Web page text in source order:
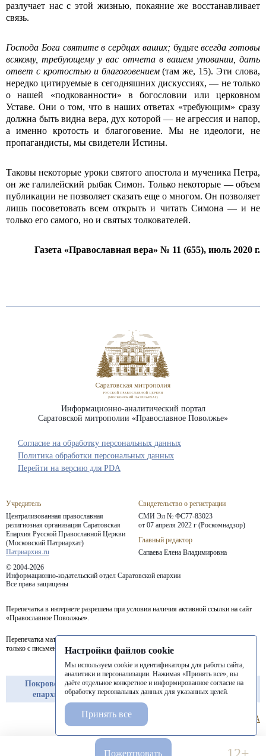
разлучает нас с этой жизнью, покаяние же восстанавливает
связь.
Господа Бога святите в сердцах ваших;будьтевсегда готовы
всякому, требующему у вас отчета в вашем уповании, дать
ответ с кротостью и благоговением(там же, 15). Эти слова,
нередко цитируемые в сегодняшних дискуссиях, — не только
о нашей «подкованности» в богословии или церковном
Уставе. Они о том, что в наших ответах «требующим» сразу
должна быть видна вера, дух которой — не агрессия и напор,
а именно кротость и благоговение. Мы не идеологи, не
пропагандисты, мы свидетели Истины.
Таковы некоторые уроки святого апостола и мученика Петра,
он же галилейский рыбак Симон. Только некоторые — объем
публикации не позволяет сказать еще о многом. Он позволяет
лишь посоветовать всем открыть и читать Симона — и не
только его самого, но и святых толкователей.
Газета «Православная вера» № 11 (655), июль 2020 г.
Информационно-аналитический портал
Саратовской митрополии «Православное Поволжье»
Учредитель
Централизованная православная
религиозная организация Саратовская
Епархия Русской Православной Церкви
(Московский Патриархат)
Патриархия.ru
Свидетельство о регистрации
СМИ Эл № ФС77-83023
от 07 апреля 2022 г (Роскомнадзор)
Главный редактор
Сапаева Елена Владимировна
© 2004-2026
Информационно-издательский отдел Саратовской епархии
Все права защищены
Согласие на обработку персональных данных
Политика обработки персональных данных
Перепечатка в интернете разрешена при условии наличия активной ссылки на сайт
«Православное Поволжье».
Перепечатка материалов портала в печатных изданиях (книгах, прессе) возможна
только с письменного разрешения редакции.
Покровская
епархия
Балашовская
епархия
Балаковская
епархия
Перейти на версию для PDA
Пожертвовать
Настройки файлов cookie
Мы используем cookie и идентификаторы для работы сайта,
аналитики и персонализации. Нажимая «Принять все», вы
даёте отдельное конкретное и информированное согласие на
обработку персональных данных для указанных целей.
Принять все